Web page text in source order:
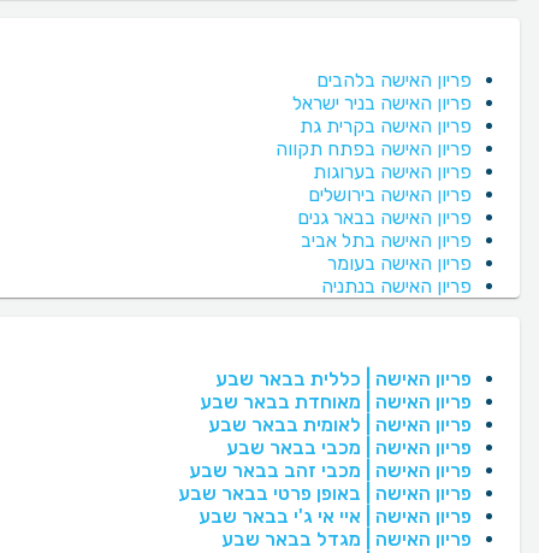
פריון האישה בלהבים
פריון האישה בניר ישראל
פריון האישה בקרית גת
פריון האישה בפתח תקווה
פריון האישה בערוגות
פריון האישה בירושלים
פריון האישה בבאר גנים
פריון האישה בתל אביב
פריון האישה בעומר
פריון האישה בנתניה
פריון האישה | כללית בבאר שבע
פריון האישה | מאוחדת בבאר שבע
פריון האישה | לאומית בבאר שבע
פריון האישה | מכבי בבאר שבע
פריון האישה | מכבי זהב בבאר שבע
פריון האישה | באופן פרטי בבאר שבע
פריון האישה | איי אי ג'י בבאר שבע
פריון האישה | מגדל בבאר שבע